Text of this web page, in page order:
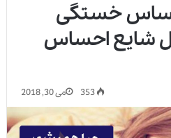
خستگی
۱۰ دلیل شایع احساس
می 30, 2018 353